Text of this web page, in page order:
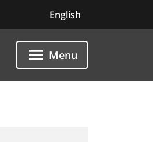
English
Menu